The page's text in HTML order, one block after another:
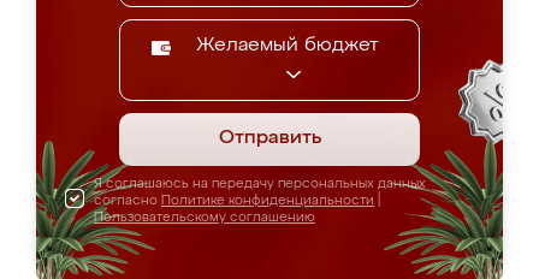
Желаемый бюджет
Отправить
Я соглашаюсь на передачу персональных данных
согласно Политике конфиденциальности
Пользовательскому соглашению